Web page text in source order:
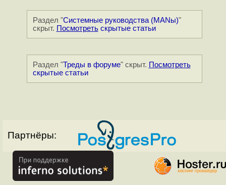
Раздел "Системные руководства (MANы)"
скрыт. Посмотретьскрытые статьи
Раздел "Треды в форуме" скрыт. Посмотреть
скрытые статьи
Партнёры: